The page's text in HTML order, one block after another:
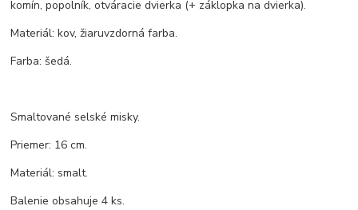
komín, popolník, otváracie dvierka (+ záklopka na dvierka).
Materiál: kov, žiaruvzdorná farba.
Farba: šedá.
Smaltované selské misky.
Priemer: 16 cm.
Materiál: smalt.
Balenie obsahuje 4 ks.